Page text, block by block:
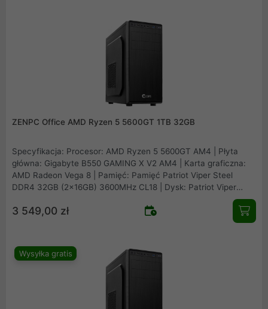
ZENPC Office AMD Ryzen 5 5600GT 1TB 32GB
Specyfikacja: Procesor: AMD Ryzen 5 5600GT AM4 | Płyta
główna: Gigabyte B550 GAMING X V2 AM4 | Karta graficzna:
AMD Radeon Vega 8 | Pamięć: Pamięć Patriot Viper Steel
DDR4 32GB (2x16GB) 3600MHz CL18 | Dysk: Patriot Viper
VP4300 Lite 1TB M.2 PCIe NVMe Gen4 | Obudowa: ZENPC O1
Office | Zasilacz: Montech APX650 650W
3 549,00 zł
Wysyłka gratis